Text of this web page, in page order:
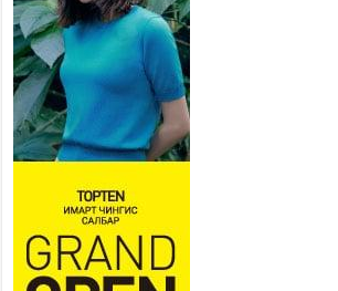
хангаж, үер усны аюулаас
сэрэмжлэхийг нийслэлийн
Онцгой байдлын газраас анхааруулж байна
2026 оны 7 сар 20 / 9 цаг 09 минут
311 алба хаагч, 119 техник хэрэгсэлтэй ажиллаж
үер усны аюул, болзошгүй эрсдэлээс сэргийлж
байна
Аяллаа зөв төлөвлөхийг иргэдэд зөвлөж байна
2026 оны 7 сар 16 / 11 цаг 50 минут
Үер усны болзошгүй аюулаас сэргийлж,
холбогдох байгууллагууд өндөржүүлсэн бэлэн